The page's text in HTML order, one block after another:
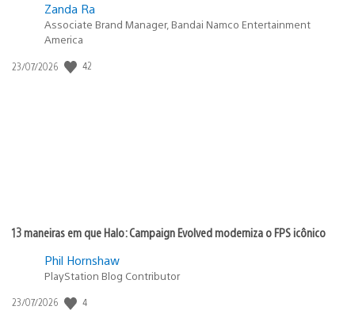
Zanda Ra
Associate Brand Manager, Bandai Namco Entertainment
America
Data
23/07/2026 42
13 maneiras em que Halo: Campaign Evolved moderniza o FPS icônico
Phil Hornshaw
PlayStation Blog Contributor
Data
23/07/2026 4